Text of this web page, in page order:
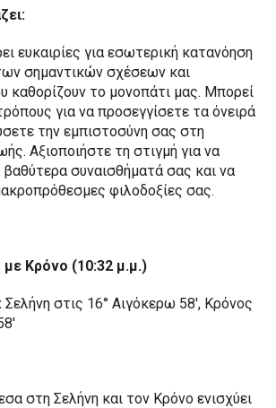
ευκαιρίες για εσωτερική κατανόηση
σημαντικών σχέσεων και
καθορίζουν το μονοπάτι μας. Μπορεί
για να προσεγγίσετε τα όνειρά
την εμπιστοσύνη σας στη
Αξιοποιήστε τη στιγμή για να
βαθύτερα συναισθήματά σας και να
φιλοδοξίες σας.
Κρόνο (10:32 μ.μ.)
Σελήνη στις 16° Αιγόκερω 58′, Κρόνος
στη Σελήνη και τον Κρόνο ενισχύει